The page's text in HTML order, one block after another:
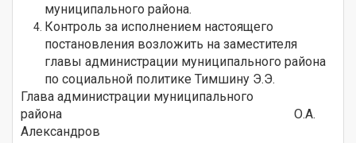
муниципального района.
Контроль за исполнением настоящего
постановления возложить на заместителя
главы администрации муниципального района
по социальной политике Тимшину Э.Э.
Глава администрации муниципального
района О.А.
Александров